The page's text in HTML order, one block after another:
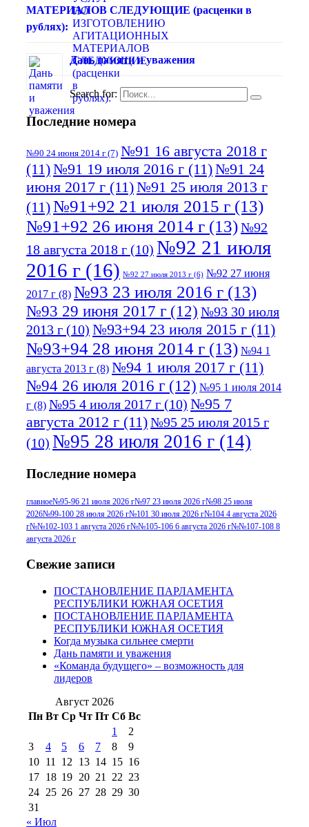
МАТЕРИАЛОВ СЛЕДУЮЩИЕ (расценки в
рублях):
Дань памяти и уважения
Search for:
Последние номера
№90 24 июня 2014 г (7) №91 16 августа 2018 г
(11)№91 19 июля 2016 г (11)№91 24
июня 2017 г (11)№91 25 июля 2013 г
(11)№91+92 21 июля 2015 г (13)
№91+92 26 июня 2014 г (13)№92
18 августа 2018 г (10) №92 21 июля
2016 г (16) №92 27 июля 2013 г (6) №92 27 июня
2017 г (8) №93 23 июля 2016 г (13)
№93 29 июня 2017 г (12) №93 30 июля
2013 г (10) №93+94 23 июля 2015 г (11)
№93+94 28 июня 2014 г (13) №94 1
августа 2013 г (8) №94 1 июля 2017 г (11)
№94 26 июля 2016 г (12) №95 1 июля 2014
г (8) №95 4 июля 2017 г (10) №95 7
августа 2012 г (11)№95 25 июля 2015 г
(10) №95 28 июля 2016 г (14)
июля 2017 г(11)№96 9 августа 2012
г(13) №96 28 июля 2015 г(9) №96+97 3
июля 2014 г(10)№96+97 30 июля
2016 г(13)
июля 2017 г
2012 г(15)№97 30 июля 2015 г
(15)№98 1 августа 2015 г(10)№98 2
августа 2016 г(10)№98 5 июля 2014 г
№98 8 августа 2013 г(9) №98 14
августа 2012 г(14) №98+99 11 июля
2017 г(9)
2016 г(12) №99 8 июля 2014 г
августа 2012 г(11)
августа 2013 г
(12)
Последние номера
главное№95-96 21 июля 2026 г№97 23 июля 2026 г№98 25 июля
2026№99-100 28 июля 2026 г№101 30 июля 2026 г№104 4 августа 2026
г№№102-103 1 августа 2026 г№№105-106 6 августа 2026 г№№107-108 8
августа 2026 г
Свежие записи
ПОСТАНОВЛЕНИЕ ПАРЛАМЕНТА
РЕСПУБЛИКИ ЮЖНАЯ ОСЕТИЯ
ПОСТАНОВЛЕНИЕ ПАРЛАМЕНТА
РЕСПУБЛИКИ ЮЖНАЯ ОСЕТИЯ
Когда музыка сильнее смерти
Дань памяти и уважения
«Команда будущего» – возможность для
лидеров
Август 2026
Пн Вт Ср Чт Пт Сб Вс
1
2
3
4 5 6 7 8
9
10 11 12 13 14 15 16
17 18 19 20 21 22 23
24 25 26 27 28 29 30
31
« Июл